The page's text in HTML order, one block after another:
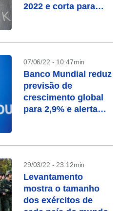
2022 e corta para
07/06/22 - 10:47min
Banco Mundial reduz
previsão de
crescimento global
para 2,9% e alerta
29/03/22 - 23:12min
Levantamento
mostra o tamanho
dos exércitos de